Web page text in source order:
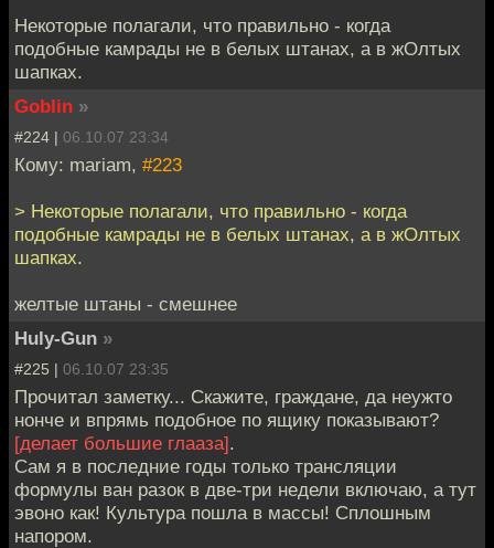
Некоторые полагали, что правильно - когда
подобные камрады не в белых штанах, а в жОлтых
шапках.
Goblin »
#224 | 06.10.07 23:34
Кому: mariam, #223
> Некоторые полагали, что правильно - когда
подобные камрады не в белых штанах, а в жОлтых
шапках.
желтые штаны - смешнее
Huly-Gun »
#225 | 06.10.07 23:35
Прочитал заметку... Скажите, граждане, да неужто
нонче и впрямь подобное по ящику показывают?
[делает большие глааза].
Сам я в последние годы только трансляции
формулы ван разок в две-три недели включаю, а тут
эвоно как! Культура пошла в массы! Сплошным
напором.